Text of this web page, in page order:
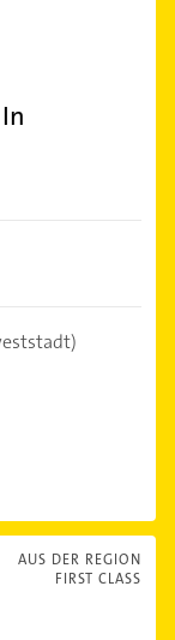
AUS DER REGION
FIRST CLASS